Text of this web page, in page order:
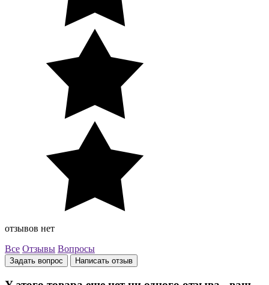
отзывов нет
Все Отзывы Вопросы
Задать вопрос Написать отзыв